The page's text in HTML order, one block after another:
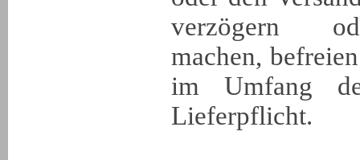
verzögern
machen,
im Umfang
Lieferpflicht.